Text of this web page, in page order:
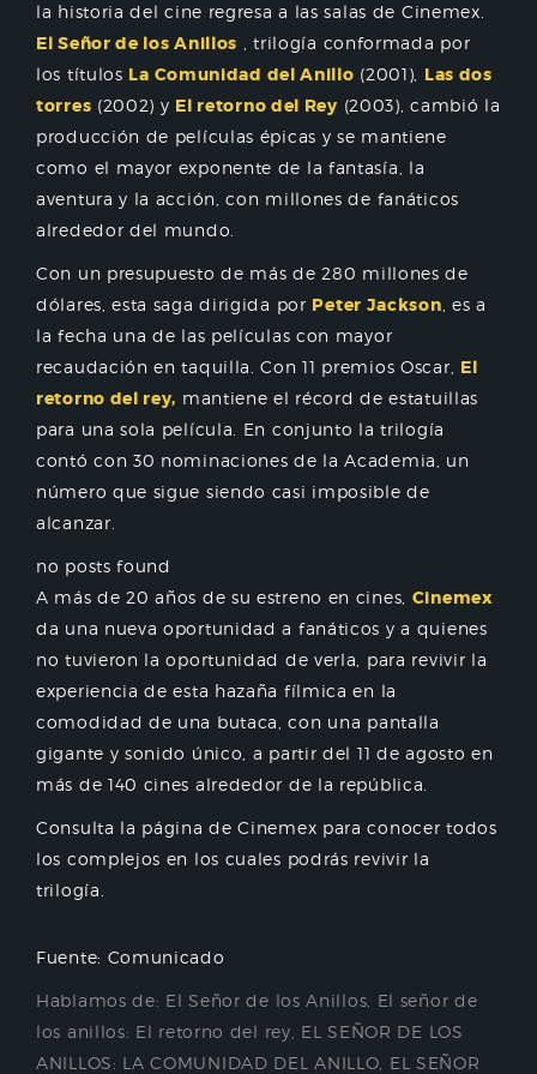
la historia del cine regresa a las salas de Cinemex.
El Señor de los Anillos , trilogía conformada por
los títulos La Comunidad del Anillo (2001), Las dos
torres (2002) y El retorno del Rey (2003), cambió la
producción de películas épicas y se mantiene
como el mayor exponente de la fantasía, la
aventura y la acción, con millones de fanáticos
alrededor del mundo.
Con un presupuesto de más de 280 millones de
dólares, esta saga dirigida por Peter Jackson , es a
la fecha una de las películas con mayor
recaudación en taquilla. Con 11 premios Oscar, El
retorno del rey, mantiene el récord de estatuillas
para una sola película. En conjunto la trilogía
contó con 30 nominaciones de la Academia, un
número que sigue siendo casi imposible de
alcanzar.
no posts found
A más de 20 años de su estreno en cines, Cinemex
da una nueva oportunidad a fanáticos y a quienes
no tuvieron la oportunidad de verla, para revivir la
experiencia de esta hazaña fílmica en la
comodidad de una butaca, con una pantalla
gigante y sonido único, a partir del 11 de agosto en
más de 140 cines alrededor de la república.
Consulta la página de Cinemex para conocer todos
los complejos en los cuales podrás revivir la
trilogía.
Fuente: Comunicado
Hablamos de: El Señor de los Anillos El señor de
los anillos: El retorno del rey EL SEÑOR DE LOS
ANILLOS: LA COMUNIDAD DEL ANILLO EL SEÑOR